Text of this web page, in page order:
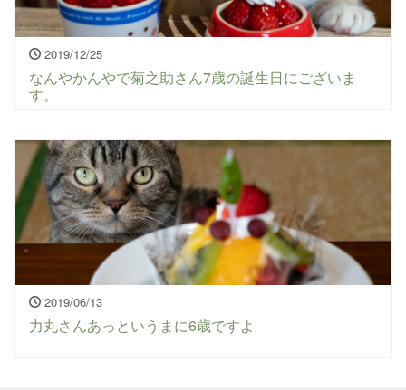
2019/12/25
なんやかんやで菊之助さん7歳の誕生日にございま
す。
2019/06/13
力丸さんあっというまに6歳ですよ